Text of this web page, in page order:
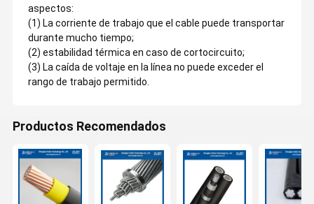
aspectos:
(1) La corriente de trabajo que el cable puede transportar
durante mucho tiempo;
(2) estabilidad térmica en caso de cortocircuito;
(3) La caída de voltaje en la línea no puede exceder el
rango de trabajo permitido.
Productos Recomendados